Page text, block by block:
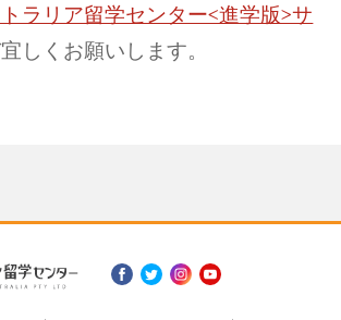
ラリア留学センター<進学版>サ
しくお願いします。